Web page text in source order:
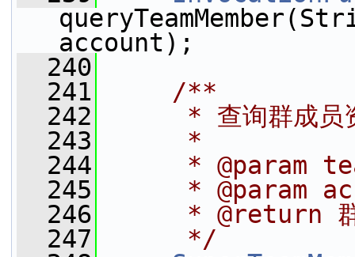
account);
  240
  241
    /**
  242
* 查询群成员
  243
     *
  244
* @param
  245
* @param
  246
* @return
  247
     */